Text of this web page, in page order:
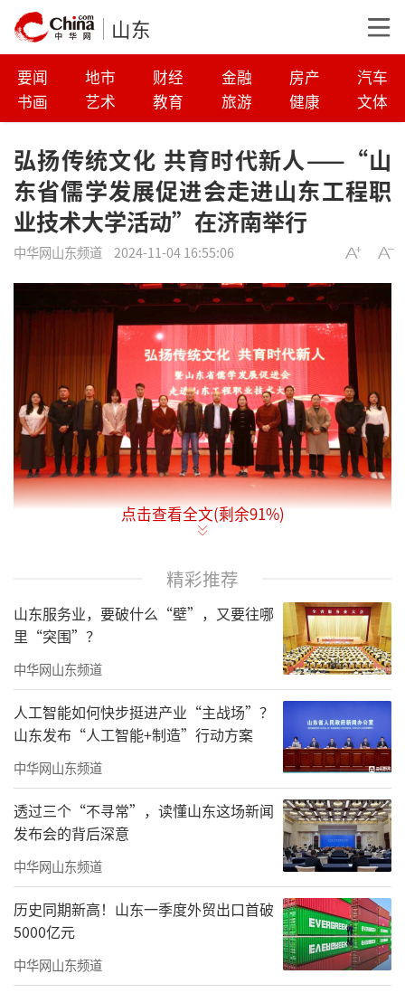
山东
要闻 地市 财经 金融 房产
汽车
书画
艺术 教育 旅游 健康 文体
弘扬传统文化 共育时代新人——“山
东省儒学发展促进会走进山东工程职
业技术大学活动”在济南举行
中华网山东频道 2024-11-04 16:55:06
业、社区共同参与人才培养，传承发展中华优
秀传统文化，推动职业教育改革创新，10月31
日，由济南市章丘区政协、山东省儒学发展促
进会、山东工程职业技术大学联合主办的“弘
扬传统文化，共育时代新人”暨山东省儒学发
展促进会走进山东工程职业技术大学活动在学
校诚基楼学术报告厅举行。章丘区政协委员、
山东省儒学发展促进会副会长宋海燕，章丘区
妇幼保健院副主任护师、山东省儒学发展促进
会儒学讲师李德霞，山东省儒学发展促进会讲
师范会先，山东省儒学发展促进会老师吕德
风，山东工程职业技术大学副校长韩业文，学
生工作处处长王万里，保卫处处长徐永帅，马
克思主义学院院长孟宪勇，建筑工程学院院长
点击查看全文(剩余91%)
精彩推荐
山东服务业，要破什么“壁”，又要往哪
里“突围”？
中华网山东频道
人工智能如何快步挺进产业“主战场”？
山东发布“人工智能+制造”行动方案
中华网山东频道
透过三个“不寻常”，读懂山东这场新闻
发布会的背后深意
中华网山东频道
历史同期新高！山东一季度外贸出口首破
5000亿元
中华网山东频道